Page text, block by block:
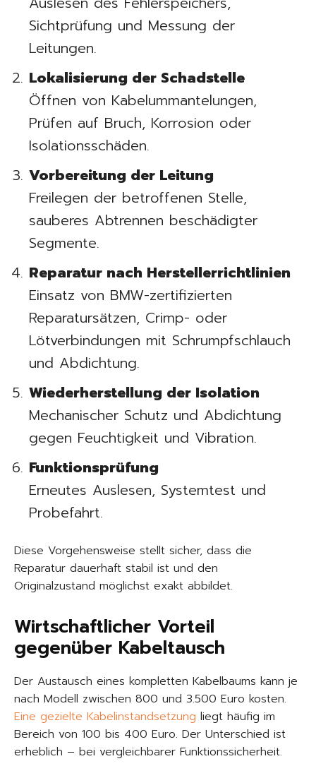
Sichtprüfung und Messung der
Leitungen.
Lokalisierung der Schadstelle
Öffnen von Kabelummantelungen,
Prüfen auf Bruch, Korrosion oder
Isolationsschäden.
Vorbereitung der Leitung
Freilegen der betroffenen Stelle,
sauberes Abtrennen beschädigter
Segmente.
Reparatur nach Herstellerrichtlinien
Einsatz von BMW-zertifizierten
Reparatursätzen, Crimp- oder
Lötverbindungen mit Schrumpfschlauch
und Abdichtung.
Wiederherstellung der Isolation
Mechanischer Schutz und Abdichtung
gegen Feuchtigkeit und Vibration.
Funktionsprüfung
Erneutes Auslesen, Systemtest und
Probefahrt.
Diese Vorgehensweise stellt sicher, dass die
Reparatur dauerhaft stabil ist und den
Originalzustand möglichst exakt abbildet.
Wirtschaftlicher Vorteil
gegenüber Kabeltausch
Der Austausch eines kompletten Kabelbaums kann je
nach Modell zwischen 800 und 3.500 Euro kosten.
Eine gezielte Kabelinstandsetzung liegt häufig im
Bereich von 100 bis 400 Euro. Der Unterschied ist
erheblich – bei vergleichbarer Funktionssicherheit.